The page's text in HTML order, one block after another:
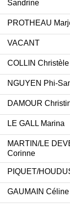
Sandrine
PROTHEAU
VACANT
COLLIN Christèle
NGUYEN Phi-
DAMOUR
LE GALL Marina
MARTIN/LE
Corinne
PIQUET/
GAUMAIN Céline